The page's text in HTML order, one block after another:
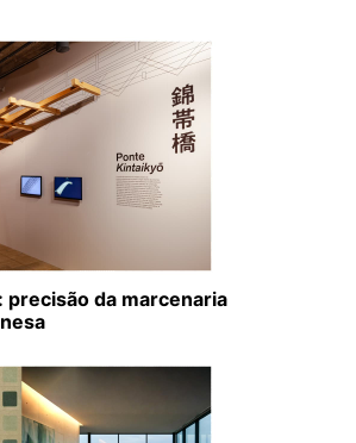
precisão da marcenaria